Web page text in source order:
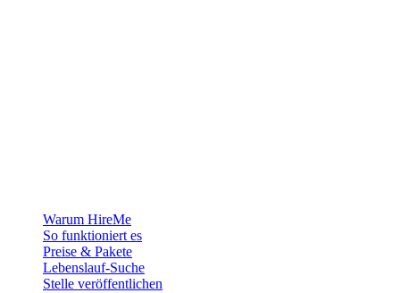
Warum HireMe
So funktioniert es
Preise & Pakete
Lebenslauf-Suche
Stelle veröffentlichen